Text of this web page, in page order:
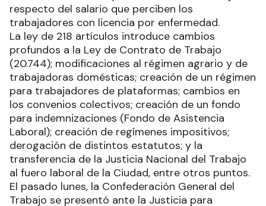
respecto del salario que perciben los
trabajadores con licencia por enfermedad.
La ley de 218 artículos introduce cambios
profundos a la Ley de Contrato de Trabajo
(20.744); modificaciones al régimen agrario y de
trabajadoras domésticas; creación de un régimen
para trabajadores de plataformas; cambios en
los convenios colectivos; creación de un fondo
para indemnizaciones (Fondo de Asistencia
Laboral); creación de regímenes impositivos;
derogación de distintos estatutos; y la
transferencia de la Justicia Nacional del Trabajo
al fuero laboral de la Ciudad, entre otros puntos.
El pasado lunes, la Confederación General del
Trabajo se presentó ante la Justicia para